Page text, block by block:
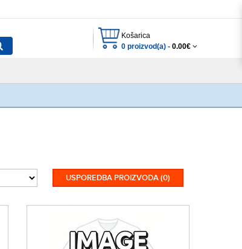
Košarica
0 proizvod(a) - 0.00€
USPOREDBA PROIZVODA (0)